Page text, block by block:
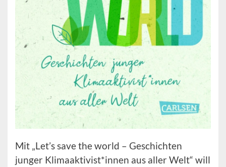
Mit „Let’s save the world – Geschichten
junger Klimaaktivist*innen aus aller Welt“ will